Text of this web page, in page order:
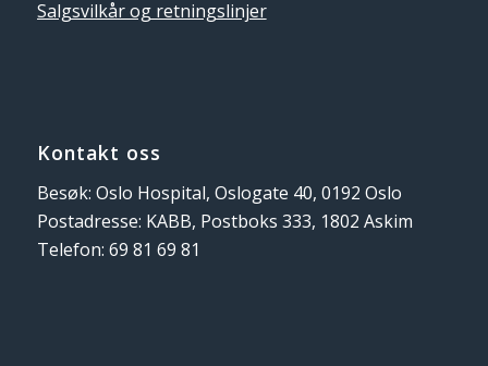
Salgsvilkår og retningslinjer
Kontakt oss
Besøk: Oslo Hospital, Oslogate 40, 0192 Oslo
Postadresse: KABB, Postboks 333, 1802 Askim
Telefon: 69 81 69 81